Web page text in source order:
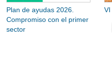
Plan de ayudas 2026.
Compromiso con el primer
sector
VI